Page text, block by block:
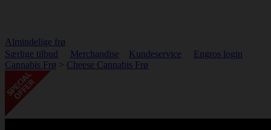
Almindelige frø
Særlige tilbud
Merchandise Kundeservice
Engros login
Cannabis Frø > Cheese Cannabis Frø